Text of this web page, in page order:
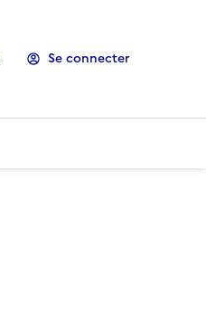
Se connecter